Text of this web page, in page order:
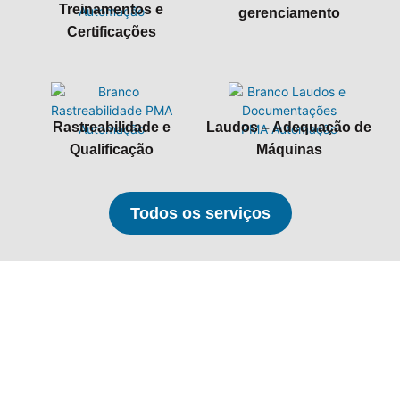
Treinamentos e
Certificações
gerenciamento
Rastreabilidade e
Qualificação
Laudos – Adequação de
Máquinas
Todos os serviços